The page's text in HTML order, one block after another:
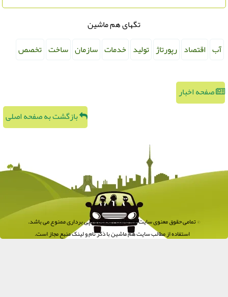
تگهای هم ماشین
آب
اقتصاد رپورتاژ تولید خدمات سازمان ساخت تخصص
صفحه اخبار
بازگشت به صفحه اصلی
© تمامی حقوق معنوی سایت هم ماشین محفوظ و کپی برداری ممنوع می باشد.
استفاده از مطالب سایت هم ماشین با ذکر نام و لینک منبع مجاز است.